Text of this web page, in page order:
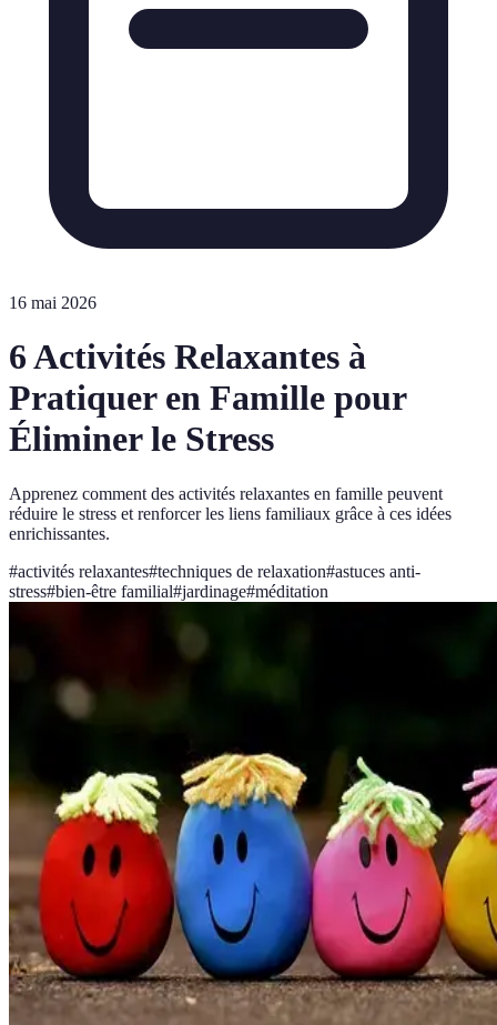
16 mai 2026
6 Activités Relaxantes à
Pratiquer en Famille pour
Éliminer le Stress
Apprenez comment des activités relaxantes en famille peuvent
réduire le stress et renforcer les liens familiaux grâce à ces idées
enrichissantes.
#activités relaxantes#techniques de relaxation#astuces anti-
stress#bien-être familial#jardinage#méditation